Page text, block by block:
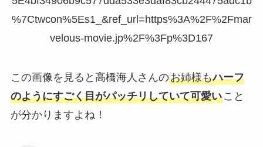
%7Ctwcon%5Es1_&ref_url=https%3A%2F%2Fmar
velous-movie.jp%2F%3Fp%3D167
この画像を見ると高橋海人さんのお姉様もハーフ
のようにすごく目がパッチリしていて可愛いこと
が分かりますよね！